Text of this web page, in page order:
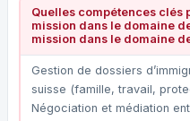
Quelles compétences clés
mission dans le domaine
mission dans le domaine
Gestion de dossiers
suisse (famille, travail,
Négociation et médiation